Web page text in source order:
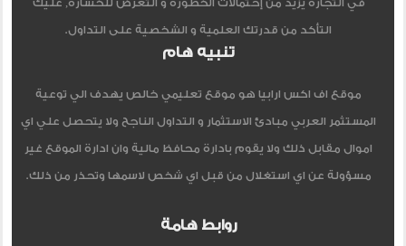
في التجاره يزيد من إحتمالات الخطورة و التعرض للخساره, عليك
التأكد من قدرتك العلمية و الشخصية على التداول.
تنبيه هام
موقع اف اكس ارابيا هو موقع تعليمي خالص يهدف الي توعية
المستثمر العربي مبادئ الاستثمار و التداول الناجح ولا يتحصل علي اي
اموال مقابل ذلك ولا يقوم بادارة محافظ مالية وان ادارة الموقع غير
مسؤولة عن اي استغلال من قبل اي شخص لاسمها وتحذر من ذلك.
روابط هامة